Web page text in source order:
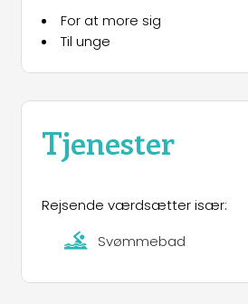
Pool: En vidunderlig
og nyde solen.
Kæledyrsvenligt: Kæledyr er
For at more sig
Til unge
Tjenester
Rejsende værdsætter især:
Svømmebad